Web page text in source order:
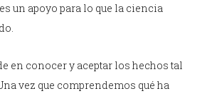
un apoyo para lo que la ciencia
en conocer y aceptar los hechos tal
vez que comprendemos qué ha